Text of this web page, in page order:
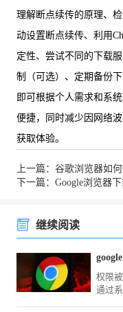
理解断点续传的原理、
动设置断点续传、利用
定性、尝试不同的下载
制（可选）、定期备份
即可根据个人需求和系
便捷，同时减少因网络
获取体验。
上一篇：谷歌浏览器如
下一篇：Google浏览器
继续阅读
权限
通过